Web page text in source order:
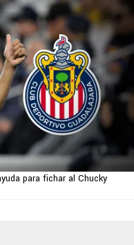
para fichar al Chucky